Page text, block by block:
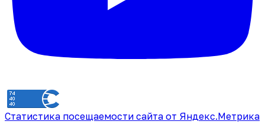
Статистика посещаемости сайта от Яндекс.Метрика